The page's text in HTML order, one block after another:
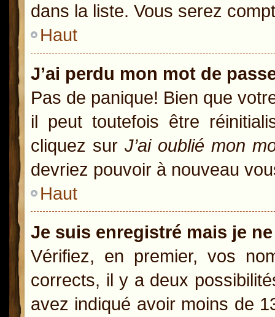
dans la liste. Vous serez
Haut
J’ai perdu mon mot de
Pas de panique! Bien que
il peut toutefois être
cliquez sur J’ai oublié mon
devriez pouvoir à nouveau
Haut
Je suis enregistré mais je
Vérifiez, en premier, vos
corrects, il y a deux
avez indiqué avoir moins de